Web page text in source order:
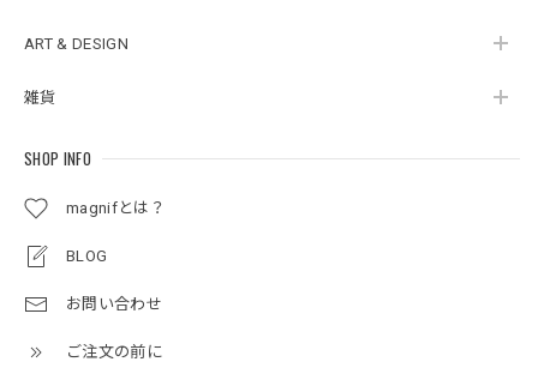
ART & DESIGN
雑貨
SHOP INFO
magnifとは？
BLOG
お問い合わせ
ご注文の前に